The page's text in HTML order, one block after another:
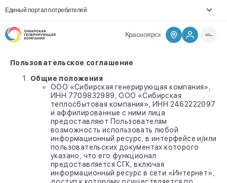
Единый портал потребителей
Красноярск
Пользовательское соглашение
Общие положения
ООО «Сибирская генерирующая компания»,
ИНН 7709832989, ООО «Сибирская
теплосбытовая компания», ИНН 2462222097
и аффилированные с ними лица
предоставляют Пользователям
возможность использовать любой
информационный ресурс, в интерфейсе и/или
пользовательских документах которого
указано, что его функционал
предоставляется СГК, включая
информационный ресурс в сети «Интернет»,